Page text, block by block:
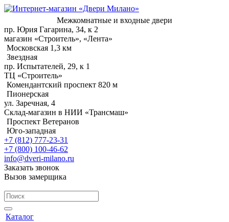
Межкомнатные и входные двери
пр. Юрия Гагарина, 34, к 2
магазин «Строитель», «Лента»
Московская 1,3 км
Звездная
пр. Испытателей, 29, к 1
ТЦ «Строитель»
Комендантский проспект 820 м
Пионерская
ул. Заречная, 4
Склад-магазин в НИИ «Трансмаш»
Проспект Ветеранов
Юго-западная
+7 (812) 777-23-31
+7 (800) 100-46-62
info@dveri-milano.ru
Заказать звонок
Вызов замерщика
Каталог